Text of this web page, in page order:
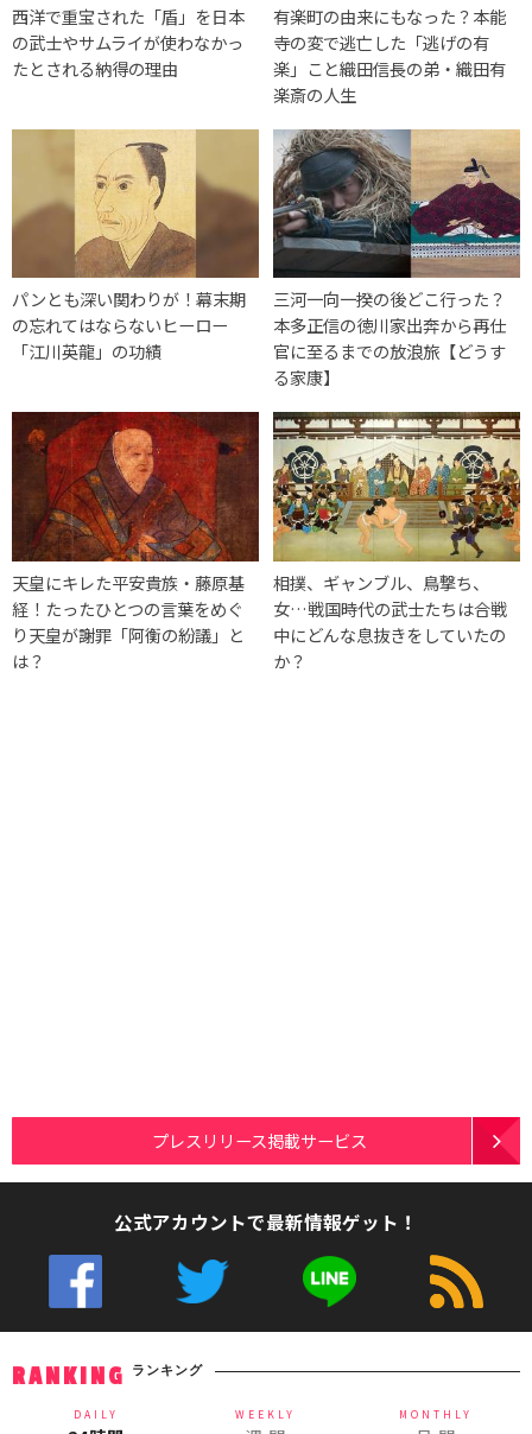
西洋で重宝された「盾」を日本
の武士やサムライが使わなかっ
たとされる納得の理由
有楽町の由来にもなった？本能
寺の変で逃亡した「逃げの有
楽」こと織田信長の弟・織田有
楽斎の人生
パンとも深い関わりが！幕末期
の忘れてはならないヒーロー
「江川英龍」の功績
三河一向一揆の後どこ行った？
本多正信の徳川家出奔から再仕
官に至るまでの放浪旅【どうす
る家康】
天皇にキレた平安貴族・藤原基
経！たったひとつの言葉をめぐ
り天皇が謝罪「阿衡の紛議」と
は？
相撲、ギャンブル、鳥撃ち、
女…戦国時代の武士たちは合戦
中にどんな息抜きをしていたの
か？
プレスリリース掲載サービス
公式アカウントで最新情報ゲット！
RANKING ランキング
DAILY WEEKLY MONTHLY